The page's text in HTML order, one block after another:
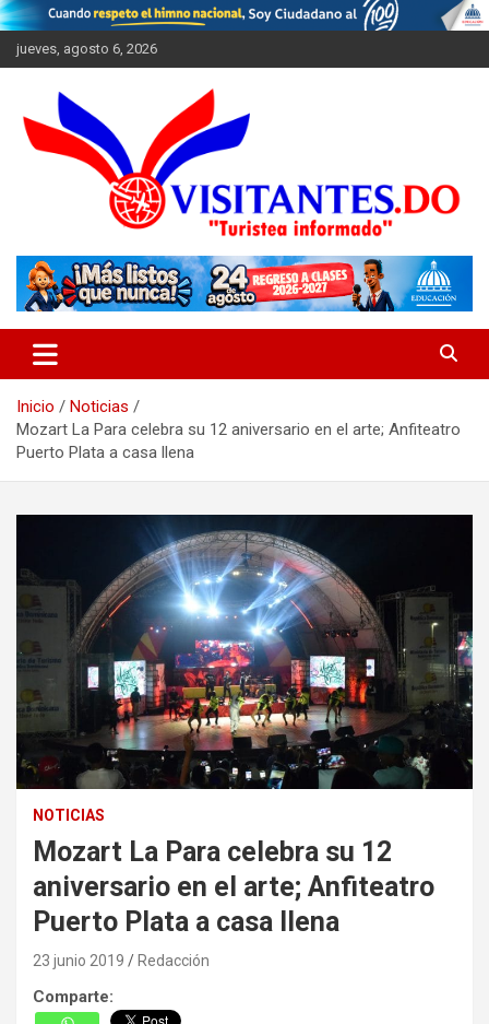
Saltar
al
contenido
jueves, agosto 6, 2026
Visitantes
Inicio
Noticias
Mozart La Para celebra su 12 aniversario en el arte; Anfiteatro
Puerto Plata a casa llena
NOTICIAS
Mozart La Para celebra su 12
aniversario en el arte; Anfiteatro
Puerto Plata a casa llena
23 junio 2019 Redacción
Comparte: